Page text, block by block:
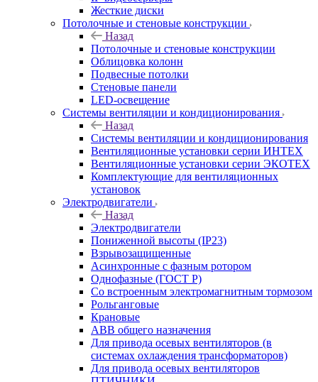
Жесткие диски
Потолочные и стеновые конструкции
Назад
Потолочные и стеновые конструкции
Облицовка колонн
Подвесные потолки
Стеновые панели
LED-освещение
Системы вентиляции и кондиционирования
Назад
Системы вентиляции и кондиционирования
Вентиляционные установки серии ИНТЕХ
Вентиляционные установки серии ЭКОТЕХ
Комплектующие для вентиляционных
установок
Электродвигатели
Назад
Электродвигатели
Пониженной высоты (IP23)
Взрывозащищенные
Асинхронные с фазным ротором
Однофазные (ГОСТ Р)
Со встроенным электромагнитным тормозом
Рольганговые
Крановые
АВВ общего назначения
Для привода осевых вентиляторов (в
системах охлаждения трансформаторов)
Для привода осевых вентиляторов